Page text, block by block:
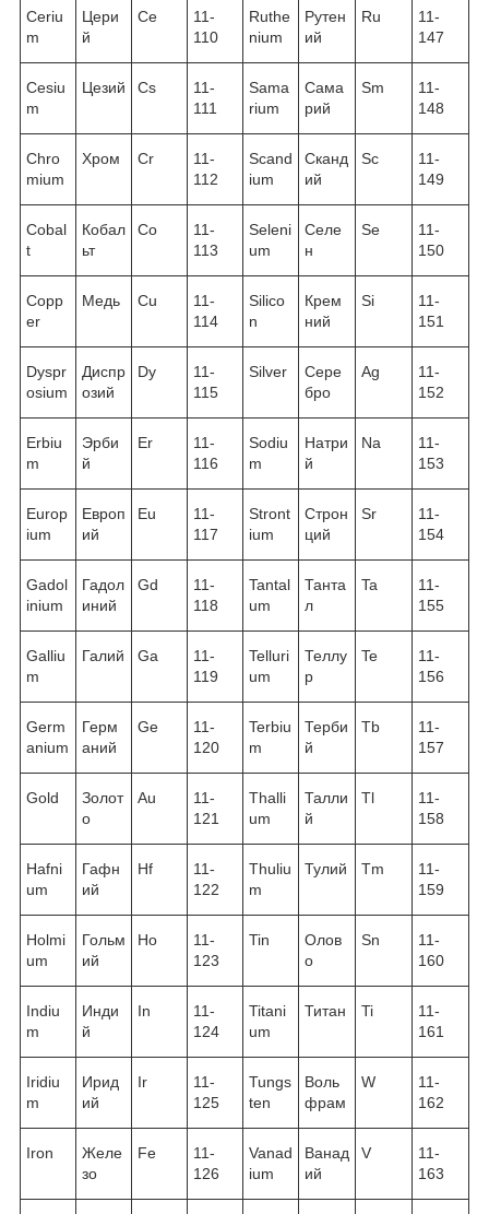
Ceriu
m
Цери
й
Ce
11-
110
Ruthe
nium
Рутен
ий
Ru
11-
147
Cesiu
m
Цезий Cs
11-
111
Sama
rium
Сама
рий
Sm
11-
148
Chro
mium
Хром Cr
11-
112
Scand
ium
Сканд
ий
Sc
11-
149
Cobal
t
Кобал
ьт
Co
11-
113
Seleni
um
Селе
н
Se
11-
150
Copp
er
Медь Cu
11-
114
Silico
n
Крем
ний
Si
11-
151
Dyspr
osium
Диспр
озий
Dy
11-
115
Silver
Сере
бро
Ag
11-
152
Erbiu
m
Эрби
й
Er
11-
116
Sodiu
m
Натри
й
Na
11-
153
Europ
ium
Европ
ий
Eu
11-
117
Stront
ium
Строн
ций
Sr
11-
154
Gadol
inium
Гадол
иний
Gd
11-
118
Tantal
um
Танта
л
Ta
11-
155
Galliu
m
Галий Ga
11-
119
Telluri
um
Теллу
р
Te
11-
156
Germ
anium
Герм
аний
Ge
11-
120
Terbiu
m
Терби
й
Tb
11-
157
Gold
Золот
о
Au
11-
121
Thalli
um
Талли
й
Tl
11-
158
Hafni
um
Гафн
ий
Hf
11-
122
Thuliu
m
Тулий Tm
11-
159
Holmi
um
Гольм
ий
Ho
11-
123
Tin
Олов
о
Sn
11-
160
Indiu
m
Инди
й
In
11-
124
Titani
um
Титан Ti
11-
161
Iridiu
m
Ирид
ий
Ir
11-
125
Tungs
ten
Воль
фрам
W
11-
162
Iron
Желе
зо
Fe
11-
126
Vanad
ium
Ванад
ий
V
11-
163